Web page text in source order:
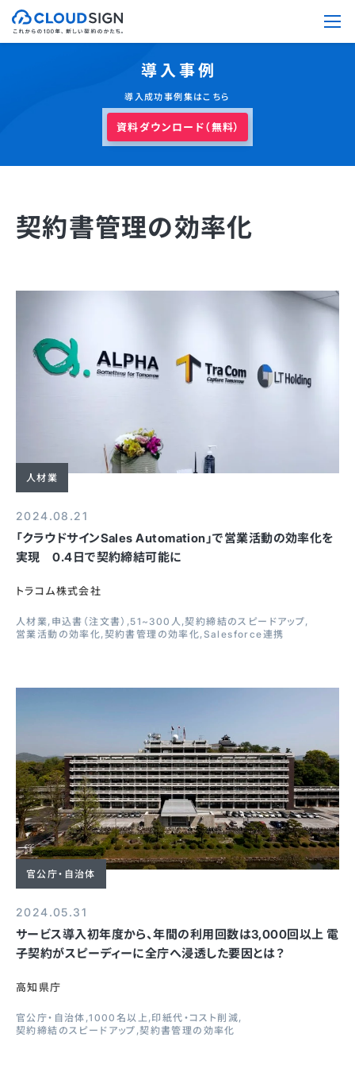
導入事例
導入成功事例集はこちら
資料ダウンロード（無料）
契約書管理の効率化
人材業
2024.08.21
「クラウドサインSales Automation」で営業活動の効率化を
実現 0.4日で契約締結可能に
トラコム株式会社
人材業 申込書（注文書） 51~300人 契約締結のスピードアップ
営業活動の効率化 契約書管理の効率化 Salesforce連携
官公庁・自治体
2024.05.31
サービス導入初年度から、年間の利用回数は3,000回以上 電
子契約がスピーディーに全庁へ浸透した要因とは？
高知県庁
官公庁・自治体 1000名以上 印紙代・コスト削減
契約締結のスピードアップ 契約書管理の効率化